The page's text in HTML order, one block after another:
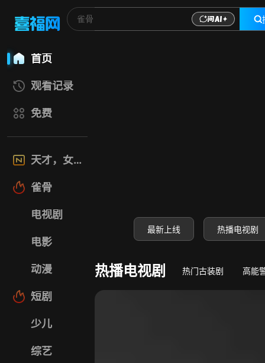
首页
观看记录
免费
天才，女友
雀骨
电视剧
电影
动漫
短剧
少儿
综艺
最新上线 热播电视剧
热播电视剧 热门古装剧 高能